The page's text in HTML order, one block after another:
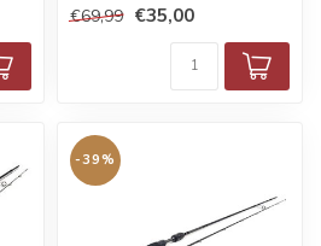
€69,99 €35,00
-39%